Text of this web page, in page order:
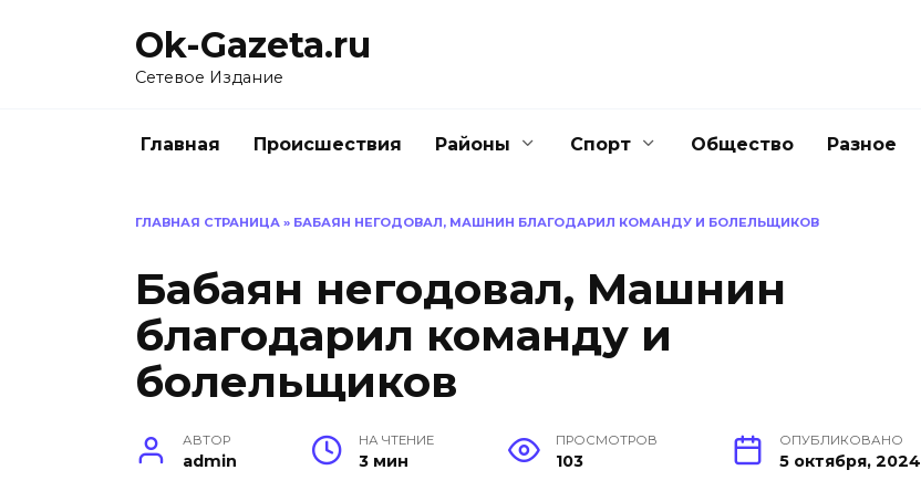
Ok-Gazeta.ru
Сетевое Издание
Главная Происшествия Районы Спорт Общество Разное
ГЛАВНАЯ СТРАНИЦА » БАБАЯН НЕГОДОВАЛ, МАШНИН БЛАГОДАРИЛ КОМАНДУ И БОЛЕЛЬЩИКОВ
Бабаян негодовал, Машнин
благодарил команду и
болельщиков
АВТОР
admin
НА ЧТЕНИЕ
3 мин
ПРОСМОТРОВ
103
ОПУБЛИКОВАНО
5 октября, 2024